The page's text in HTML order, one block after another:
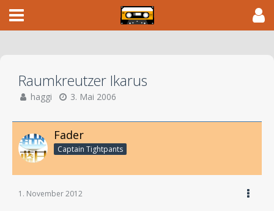
Raumkreutzer Ikarus
haggi 3. Mai 2006
Fader
Captain Tightpants
1. November 2012